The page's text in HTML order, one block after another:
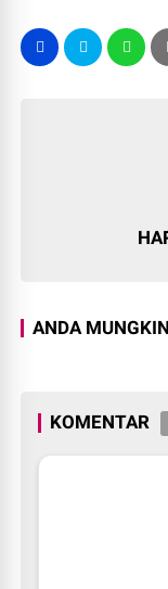
ANDA
KOMENTAR